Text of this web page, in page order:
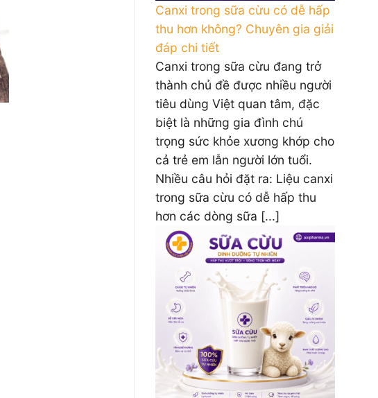
Canxi trong sữa cừu có dễ hấp
thu hơn không? Chuyên gia giải
đáp chi tiết
Canxi trong sữa cừu đang trở
thành chủ đề được nhiều người
tiêu dùng Việt quan tâm, đặc
biệt là những gia đình chú
trọng sức khỏe xương khớp cho
cả trẻ em lẫn người lớn tuổi.
Nhiều câu hỏi đặt ra: Liệu canxi
trong sữa cừu có dễ hấp thu
hơn các dòng sữa [...]